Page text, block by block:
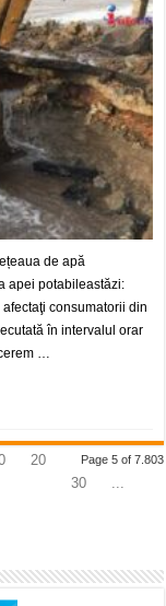
de apă
apei potabileastăzi:
consumatorii din
în intervalul orar
…
Page 5 of 7.803
20
30
...